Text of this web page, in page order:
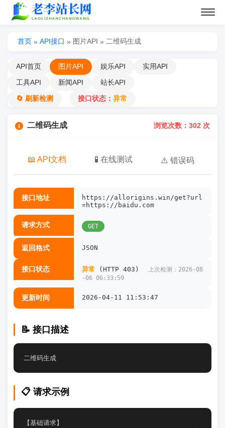
首页 » API接口 » 图片API » 二维码生成
API首页 图片API 娱乐API
实用API
工具API
新闻API
站长API
🔄 刷新检测
接口状态： 异常
二维码生成 浏览次数：302 次
📖 API文档 🧪 在线测试 ⚠️ 错误码
接口地址
https://allorigins.win/get?url
=https://baidu.com
请求方式 GET
返回格式 JSON
接口状态 异常 (HTTP 403)
上次检测：2026-08
-06 06:33:59
更新时间 2026-04-11 11:53:47
📝 接口描述
二维码生成
📋 请求示例
【基础请求】